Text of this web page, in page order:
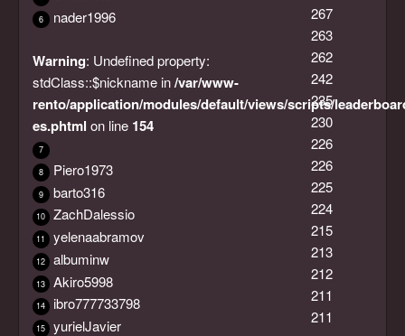
6 nader1996
Warning: Undefined property:
stdClass::$nickname in/var/www-
rento/application/modules/default/views/scripts/
es.phtml on line 154
7
8 Piero1973
9 barto316
10 ZachDalessio
11 yelenaabramov
12 albuminw
13 Akiro5998
14 ibro777733798
15 yurielJavier
267
263
262
242
235
230
226
226
225
224
215
213
212
211
211